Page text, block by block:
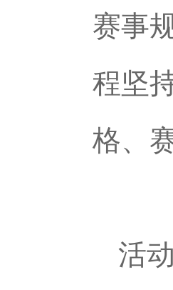
赛事
程坚
格、
活